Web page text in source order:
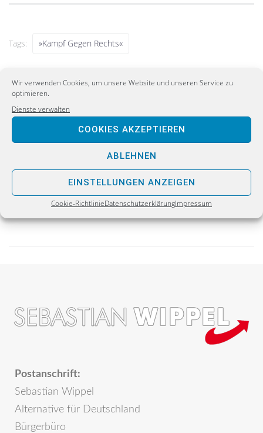
Wir verwenden Cookies, um unsere Website und unseren Service zu
optimieren.
Dienste verwalten
COOKIES AKZEPTIEREN
ABLEHNEN
EINSTELLUNGEN ANZEIGEN
Cookie-RichtlinieDatenschutzerklärungImpressum
Tags: »Kampf Gegen Rechts«
PREVIOUS
Von wegen »Dunkeldeutschland« – Schluss mit
linker Rufschädigung
Integration gescheitert: Essener FDP-Chef rät
Postanschrift:
Sebastian Wippel
Alternative für Deutschland
Bürgerbüro